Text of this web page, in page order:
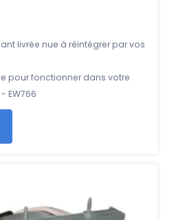
livrée nue à réintégrer par vos
pour fonctionner dans votre
EW766